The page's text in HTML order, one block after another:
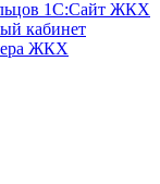
1С:Сайт ЖКХ
кабинет
ЖКХ